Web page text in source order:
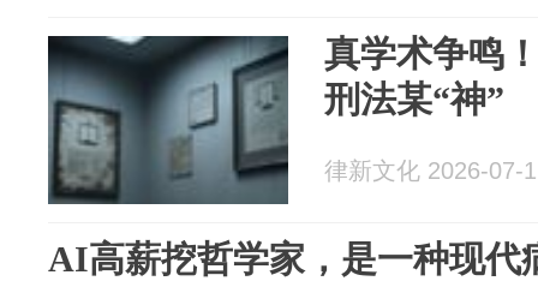
真学术争鸣
刑法某“神”
律新文化 2026-07-
AI高薪挖哲学家，是一种现代